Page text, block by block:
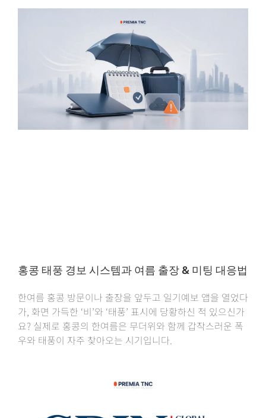
홍콩 태풍 경보 시스템과 여름 출장 & 미팅 대응법
한여름 홍콩 방문이나 출장을 앞두고 일기예보 앱을 열었다
가, 화면 가득한 ‘비’와 ‘태풍’ 표시에 당황하신 적 있으신가
요? 실제로 홍콩의 한여름은 무더위와 함께 갑작스러운 폭
우와 태풍이 자주 찾아오는 시기입니다.